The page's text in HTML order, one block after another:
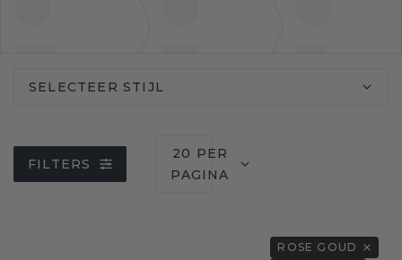
SELECTEER STIJL
FILTERS
20 PER
PAGINA
ROSE GOUD